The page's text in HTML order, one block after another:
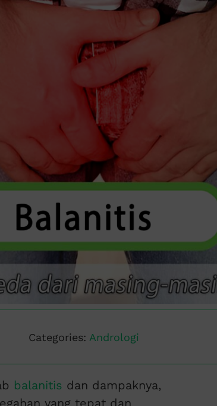
Categories: Andrologi
balanitis dan dampaknya,